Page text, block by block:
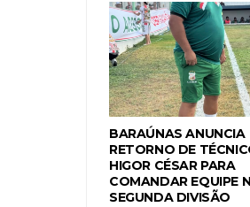
BARAÚNAS ANUNCIA
RETORNO DE
HIGOR CÉSAR PARA
COMANDAR EQUIPE
SEGUNDA DIVISÃO